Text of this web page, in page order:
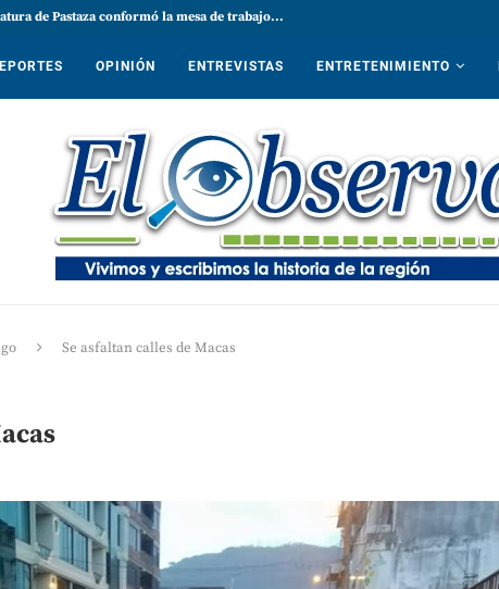
de Pastaza conformó la mesa de trabajo...
OPINIÓN ENTREVISTAS ENTRETENIMIENTO
Se asfaltan calles de Macas